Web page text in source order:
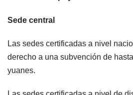
Sede central
Las sedes certificadas a nivel
derecho a una subvención de
yuanes.